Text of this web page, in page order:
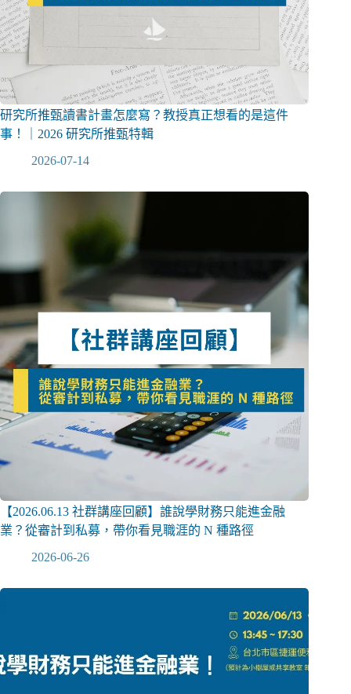
研究所推甄讀書計畫怎麼寫？教授真正想看的是這件
事！｜2026 研究所推甄特輯
2026-07-14
【2026.06.13 社群講座回顧】誰說學財務只能進金融
業？從審計到私募，帶你看見職涯的 N 種路徑
2026-06-26